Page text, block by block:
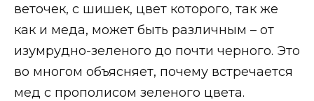
веточек, с шишек, цвет которого, так же
как и меда, может быть различным – от
изумрудно-зеленого до почти черного. Это
во многом объясняет, почему встречается
мед с прополисом зеленого цвета.